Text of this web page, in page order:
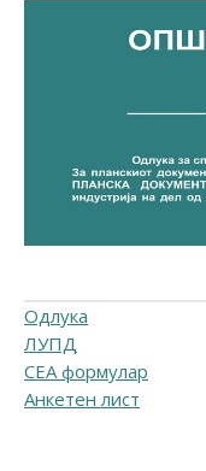
Одлука
ЛУПД
СЕА формулар
Анкетен лист